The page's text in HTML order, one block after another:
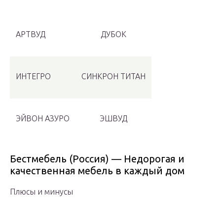
АРТВУД ДУБОК
ИНТЕГРО СИНКРОН ТИТАН
ЭЙВОН АЗУРО ЭШВУД
Бестмебель (Россия) — Недорогая и
качественная мебель в каждый дом
Плюсы и минусы